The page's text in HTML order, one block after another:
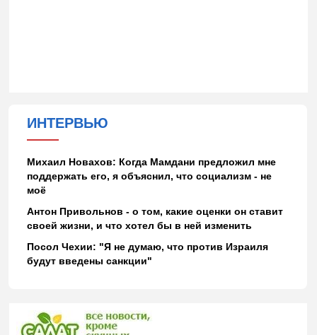
ИНТЕРВЬЮ
Михаил Новахов: Когда Мамдани предложил мне
поддержать его, я объяснил, что социализм - не
моё
Антон Привольнов - о том, какие оценки он ставит
своей жизни, и что хотел бы в ней изменить
Посол Чехии: "Я не думаю, что против Израиля
будут введены санкции"